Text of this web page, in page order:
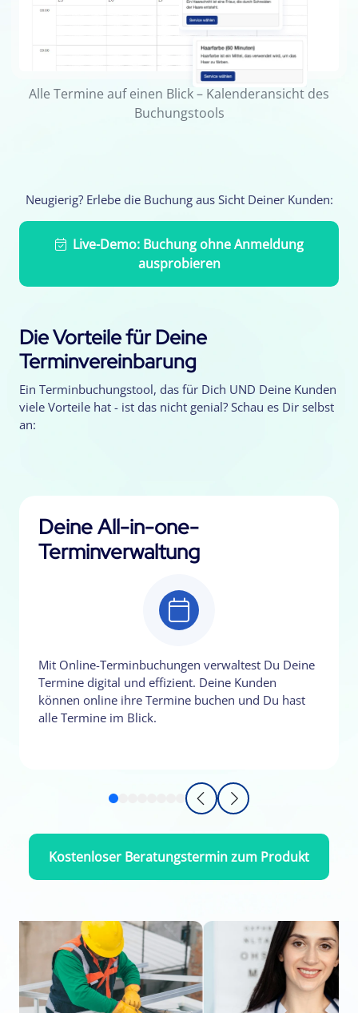
Alle Termine auf einen Blick – Kalenderansicht des
Buchungstools
Neugierig? Erlebe die Buchung aus Sicht Deiner Kunden:
Live-Demo: Buchung ohne Anmeldung
ausprobieren
Die Vorteile für Deine
Terminvereinbarung
Ein Terminbuchungstool, das für Dich UND Deine Kunden
viele Vorteile hat - ist das nicht genial? Schau es Dir selbst
an:
Deine All-in-one-
Terminverwaltung
Mit Online-Terminbuchungen verwaltest Du Deine
Termine digital und effizient. Deine Kunden
können online ihre Termine buchen und Du hast
alle Termine im Blick.
Kostenloser Beratungstermin zum Produkt